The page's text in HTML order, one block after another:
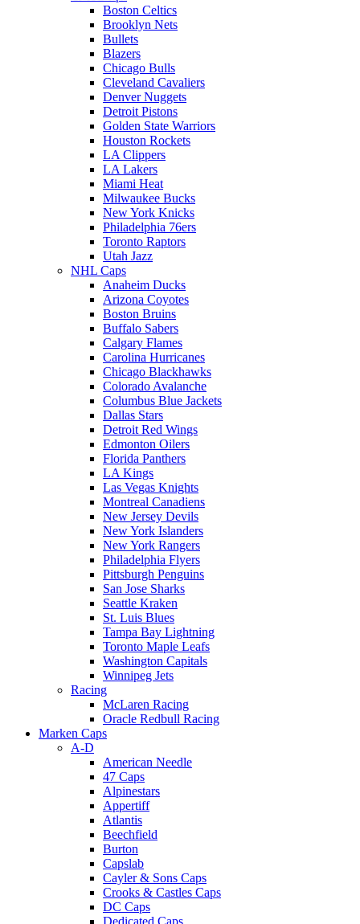
Boston Celtics
Brooklyn Nets
Bullets
Blazers
Chicago Bulls
Cleveland Cavaliers
Denver Nuggets
Detroit Pistons
Golden State Warriors
Houston Rockets
LA Clippers
LA Lakers
Miami Heat
Milwaukee Bucks
New York Knicks
Philadelphia 76ers
Toronto Raptors
Utah Jazz
NHL Caps
Anaheim Ducks
Arizona Coyotes
Boston Bruins
Buffalo Sabers
Calgary Flames
Carolina Hurricanes
Chicago Blackhawks
Colorado Avalanche
Columbus Blue Jackets
Dallas Stars
Detroit Red Wings
Edmonton Oilers
Florida Panthers
LA Kings
Las Vegas Knights
Montreal Canadiens
New Jersey Devils
New York Islanders
New York Rangers
Philadelphia Flyers
Pittsburgh Penguins
San Jose Sharks
Seattle Kraken
St. Luis Blues
Tampa Bay Lightning
Toronto Maple Leafs
Washington Capitals
Winnipeg Jets
Racing
McLaren Racing
Oracle Redbull Racing
Marken Caps
A-D
American Needle
47 Caps
Alpinestars
Appertiff
Atlantis
Beechfield
Burton
Capslab
Cayler & Sons Caps
Crooks & Castles Caps
DC Caps
Dedicated Caps